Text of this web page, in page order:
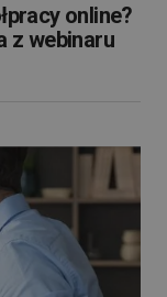
online?
z webinaru